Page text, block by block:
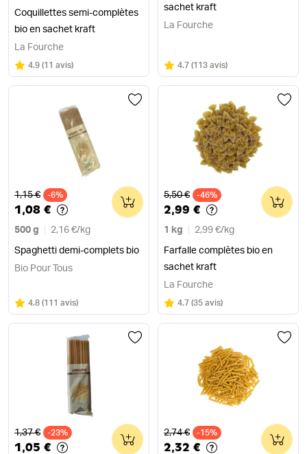
Coquillettes semi-complètes
bio en sachet kraft
La Fourche
Note
4.9 sur 5
(11 avis)
sachet kraft
La Fourche
Note
4.7 sur 5
(113 avis)
Ancien prix
1,15 € -6%
1,08 €
500 g 2,16 €/ kg
Spaghetti demi-complets bio
0
Bio Pour Tous
Note
4.8 sur 5
(111 avis)
Ancien prix
5,50 € -46%
2,99 €
1 kg 2,99 €/ kg
Farfalle complètes bio en
sachet kraft
0
La Fourche
Note
4.7 sur 5
(35 avis)
Ancien prix
1,37 € -23%
1,05 €
0 Ancien prix
2,74 € -15%
2,32 €
0